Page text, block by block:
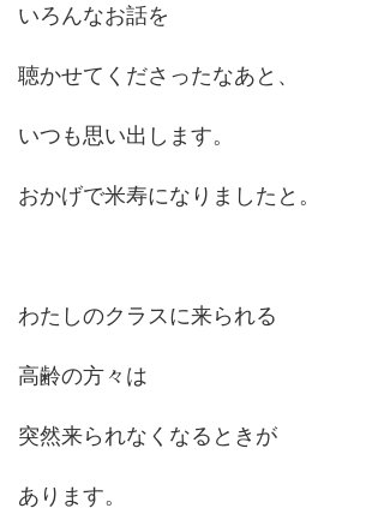
いろんなお話を
聴かせてくださったなあと、
いつも思い出します。
おかげで米寿になりましたと。
わたしのクラスに来られる
高齢の方々は
突然来られなくなるときが
あります。